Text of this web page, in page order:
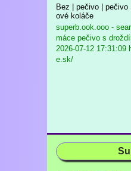
Bez | pečivo |
ové koláče
superb.ook.ooo -
máce pečivo s
2026-07-12 17:31:09
e.sk/